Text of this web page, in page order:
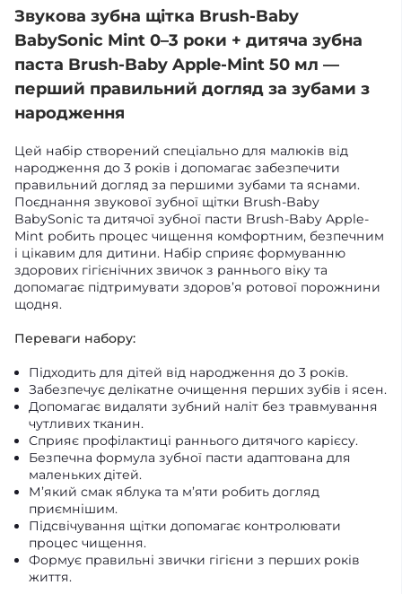
Звукова зубна щітка Brush-Baby
BabySonic Mint 0–3 роки + дитяча зубна
паста Brush-Baby Apple-Mint 50 мл —
перший правильний догляд за зубами з
народження
Цей набір створений спеціально для малюків від
народження до 3 років і допомагає забезпечити
правильний догляд за першими зубами та яснами.
Поєднання звукової зубної щітки Brush-Baby
BabySonic та дитячої зубної пасти Brush-Baby Apple-
Mint робить процес чищення комфортним, безпечним
і цікавим для дитини. Набір сприяє формуванню
здорових гігієнічних звичок з раннього віку та
допомагає підтримувати здоров’я ротової порожнини
щодня.
Переваги набору:
Підходить для дітей від народження до 3 років.
Забезпечує делікатне очищення перших зубів і ясен.
Допомагає видаляти зубний наліт без травмування
чутливих тканин.
Сприяє профілактиці раннього дитячого карієсу.
Безпечна формула зубної пасти адаптована для
маленьких дітей.
М’який смак яблука та м’яти робить догляд
приємнішим.
Підсвічування щітки допомагає контролювати
процес чищення.
Формує правильні звички гігієни з перших років
життя.